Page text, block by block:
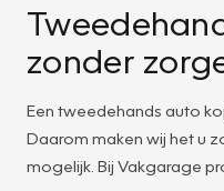
zonder
Een tweedehands auto
Daarom maken wij het u
mogelijk. Bij Vakgarage